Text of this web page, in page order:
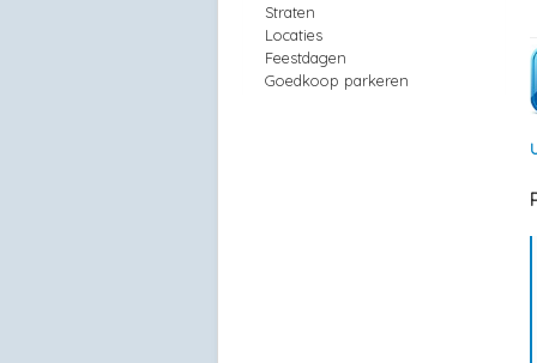
Straten
Locaties
Feestdagen
Goedkoop parkeren